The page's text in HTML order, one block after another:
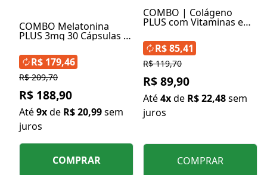
COMBO Melatonina
PLUS 3mg 30 Cápsulas (3
R$ 209,70
R$ 188,90
Até9xde R$ 20,99sem
juros
R$ 179,46
COMPRAR
COMBO | Colágeno
PLUS com Vitaminas e
Sachês (3 Unidades)
R$ 119,70
R$ 89,90
Até4xde R$ 22,48sem
juros
R$ 85,41
COMPRAR